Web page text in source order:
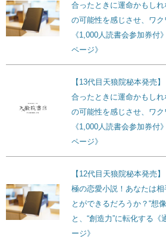
合ったときに運命かもし
の可能性を感じさせ、ワ
《1,000人読書会参加券付
ページ》
【13代目天狼院秘本発売
合ったときに運命かもし
の可能性を感じさせ、ワ
《1,000人読書会参加券付
ページ》
【12代目天狼院秘本発売
極の恋愛小説！あなたは
とができるだろうか？“想
と、“創造力”に転化する
ージ》